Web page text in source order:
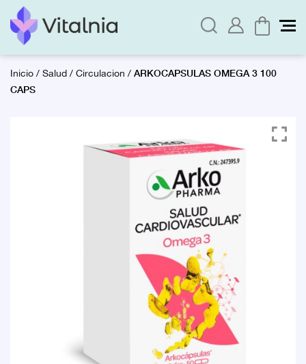
Inicio/Salud/Circulacion / ARKOCAPSULAS OMEGA 3 100
CAPS